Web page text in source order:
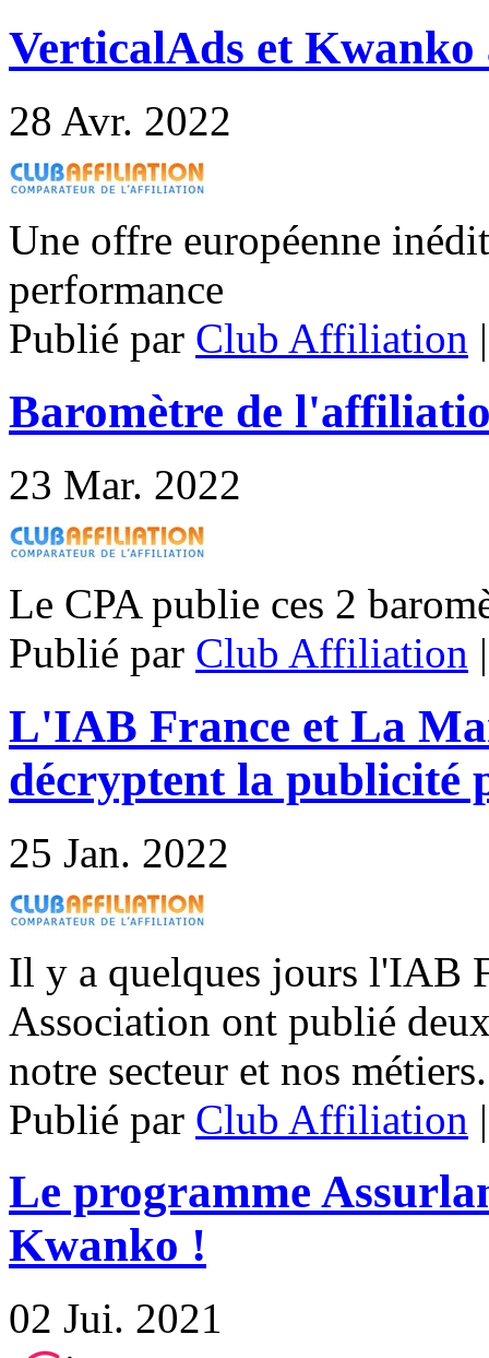
VerticalAds et
28 Avr. 2022
Une offre européenne
performance
Publié par Club Affiliation
Baromètre de
23 Mar. 2022
Le CPA publie ces 2
Publié par Club Affiliation
L'IAB France et La
décryptent la publicité
25 Jan. 2022
Il y a quelques jours l'IAB
Association ont publié
notre secteur et nos
Publié par Club Affiliation
Le programme
Kwanko !
02 Jui. 2021